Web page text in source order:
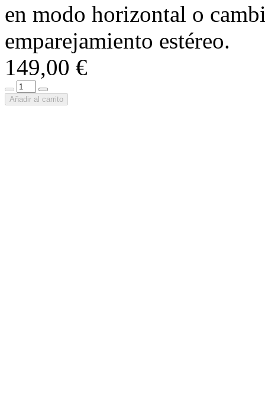
en modo horizontal o
emparejamiento estéreo.
149,00 €
Añadir al carrito